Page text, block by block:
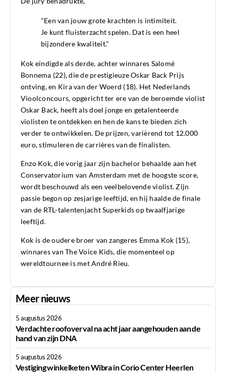
"Een van jouw grote krachten is intimiteit.
Je kunt fluisterzacht spelen. Dat is een heel
bijzondere kwaliteit."
Kok eindigde als derde, achter winnares Salomé
Bonnema (22), die de prestigieuze Oskar Back Prijs
ontving, en Kira van der Woerd (18). Het Nederlands
Vioolconcours, opgericht ter ere van de beroemde violist
Oskar Back, heeft als doel jonge en getalenteerde
violisten te ontdekken en hen de kans te bieden zich
verder te ontwikkelen. De prijzen, variërend tot 12.000
euro, stimuleren de carrières van de finalisten.
Enzo Kok, die vorig jaar zijn bachelor behaalde aan het
Conservatorium van Amsterdam met de hoogste score,
wordt beschouwd als een veelbelovende violist. Zijn
passie begon op zesjarige leeftijd, en hij haalde de finale
van de RTL-talentenjacht Superkids op twaalfjarige
leeftijd.
Kok is de oudere broer van zangeres Emma Kok (15),
winnares van The Voice Kids, die momenteel op
wereldtournee is met André Rieu.
Meer nieuws
5 augustus 2026
Verdachte roofoverval na acht jaar aangehouden aan de
hand van zijn DNA
5 augustus 2026
Vestiging winkelketen Wibra in Corio Center Heerlen